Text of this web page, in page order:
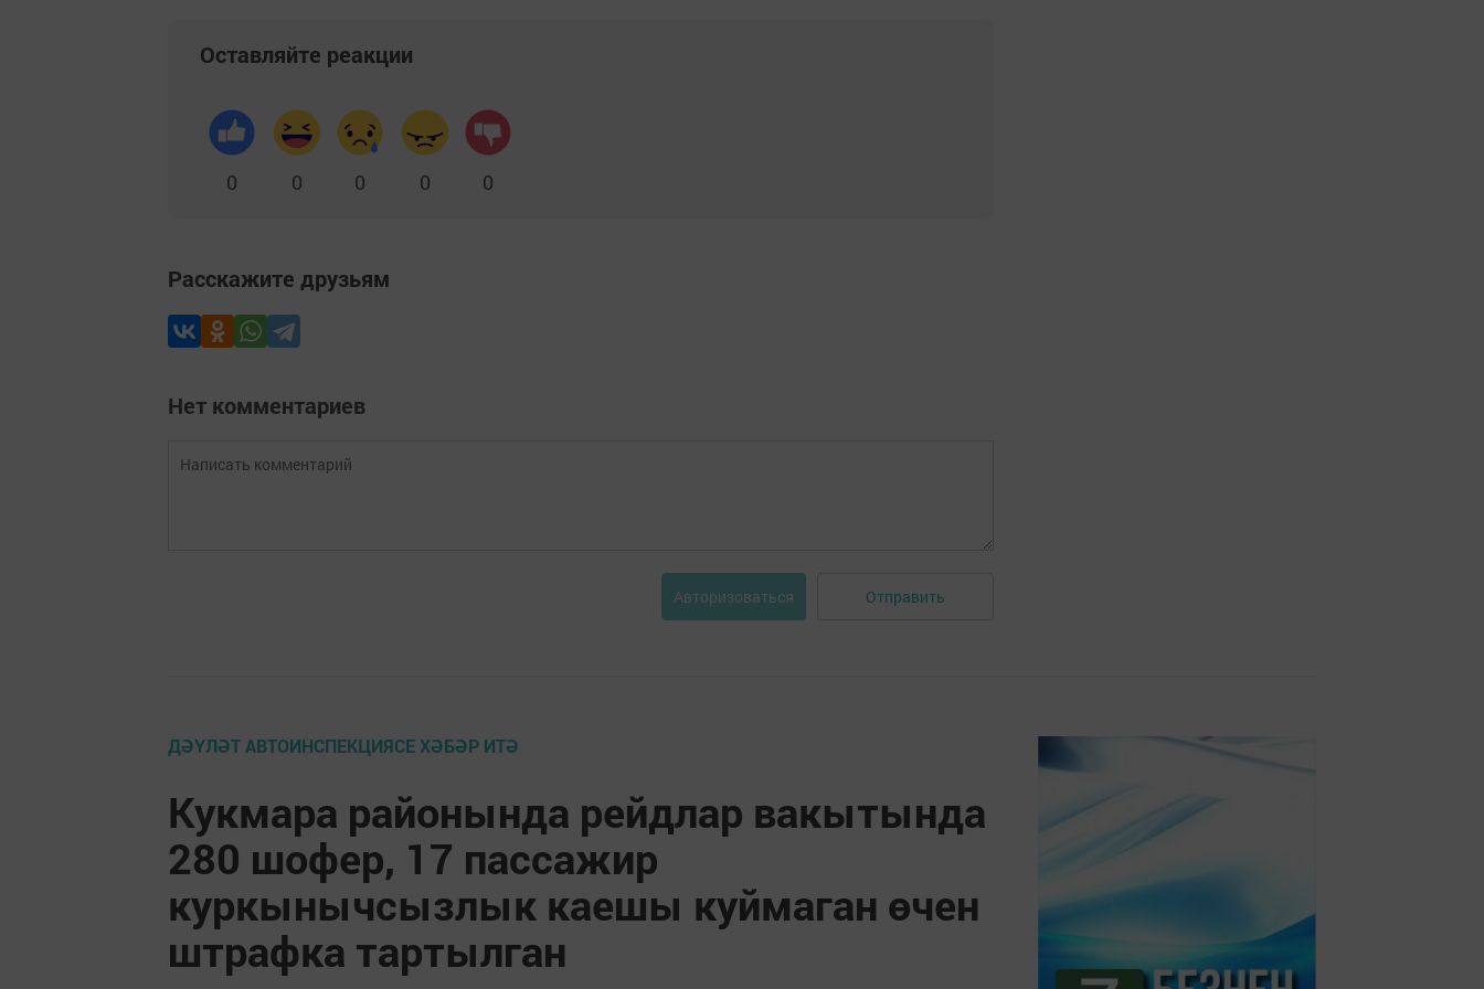
Оставляйте реакции
0 0 0 0 0
Расскажите друзьям
Нет комментариев
Авторизоваться Отправить
ДӘҮЛӘТ АВТОИНСПЕКЦИЯСЕ ХӘБӘР ИТӘ
Кукмара районында рейдлар вакытында
280 шофер, 17 пассажир
куркынычсызлык каешы куймаган өчен
штрафка тартылган